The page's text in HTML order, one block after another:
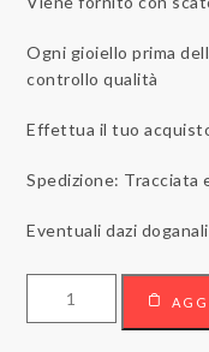
Ogni gioiello prima
controllo qualità
Effettua il tuo
Spedizione: Tracciata
Eventuali dazi